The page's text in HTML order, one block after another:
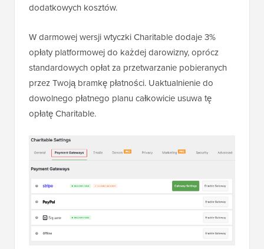
dodatkowych kosztów.
W darmowej wersji wtyczki Charitable dodaje 3%
opłaty platformowej do każdej darowizny, oprócz
standardowych opłat za przetwarzanie pobieranych
przez Twoją bramkę płatności. Uaktualnienie do
dowolnego płatnego planu całkowicie usuwa tę
opłatę Charitable.